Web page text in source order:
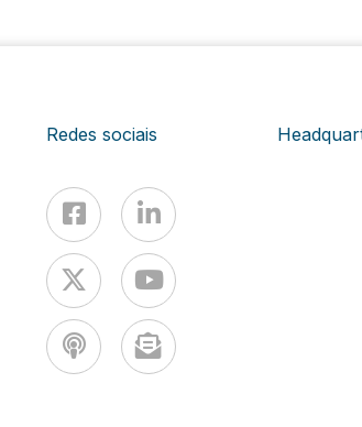
Redes sociais